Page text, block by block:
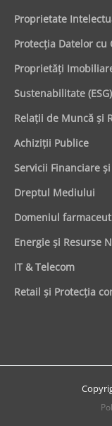
Proprietate
Protecţia Datelor cu
Proprietăţi
Sustenabilitate (ESG)
Relaţii de Muncă şi
Achiziţii Publice
Servicii Financiare
Dreptul Mediului
Domeniul
Energie şi Resurse
IT & Telecom
Retail şi Protecţia